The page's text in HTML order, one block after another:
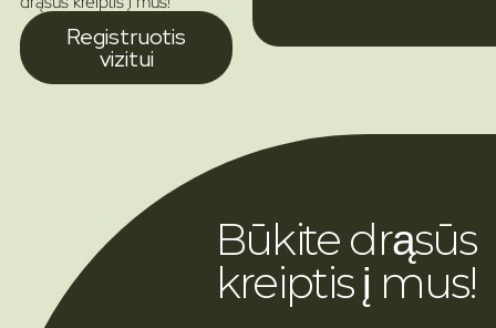
Registruotis
vizitui
Būkite drąsūs
kreiptis į mus!